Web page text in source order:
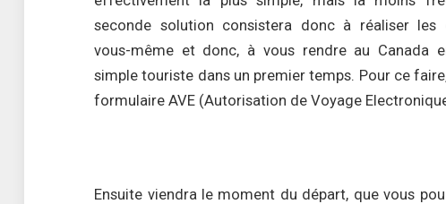
seconde solution consistera donc à réaliser les
vous-même et donc, à vous rendre au Canada
simple touriste dans un premier temps. Pour ce
formulaire AVE (Autorisation de Voyage
Ensuite viendra le moment du départ, que vous